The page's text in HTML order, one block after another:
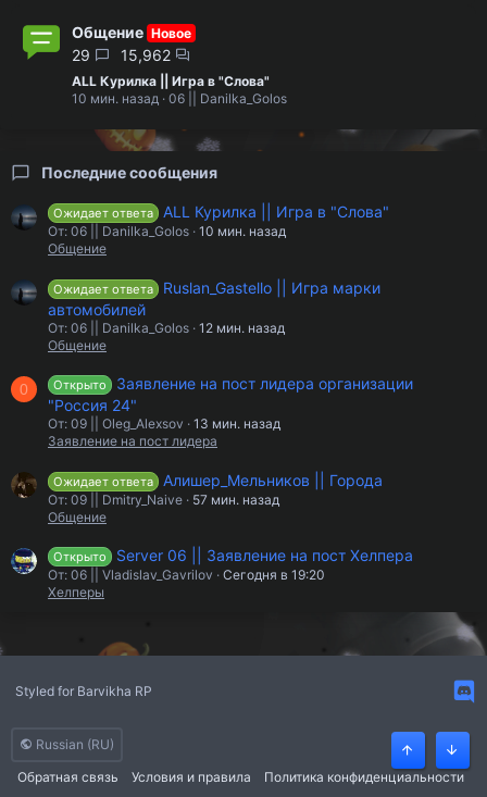
Общение Новое
29 15,962
ALL Курилка || Игра в "Слова"
10 мин. назад 06 || Danilka_Golos
Последние сообщения
Ожидает ответа ALL Курилка || Игра в "Слова"
От: 06 || Danilka_Golos 10 мин. назад
Общение
Ожидает ответа
Ruslan_Gastello || Игра марки
автомобилей
От: 06 || Danilka_Golos 12 мин. назад
Общение
0 Открыто
Заявление на пост лидера организации
"Россия 24"
От: 09 || Oleg_Alexsov
13 мин. назад
Заявление на пост лидера
Ожидает ответа Алишер_Мельников || Города
От: 09 || Dmitry_Naive
57 мин. назад
Общение
Открыто Server 06 || Заявление на пост Хелпера
От: 06 || Vladislav_Gavrilov
Сегодня в 19:20
Хелперы
Russian (RU)
Обратная связь
Условия и правила Политика конфиденциальности
Styled for Barvikha RP
СверхуСнизу